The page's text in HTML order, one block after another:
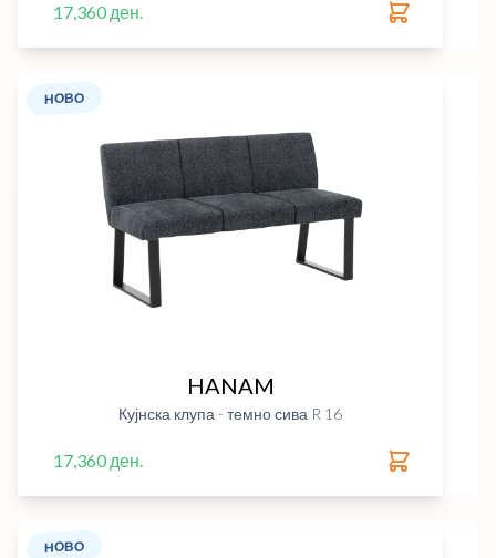
17,360 ден.
НОВО
HANAM
Кујнска клупа - темно сива R 16
17,360 ден.
НОВО